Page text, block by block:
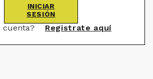
INICIAR
SESIÓN
cuenta? Registrate aquí